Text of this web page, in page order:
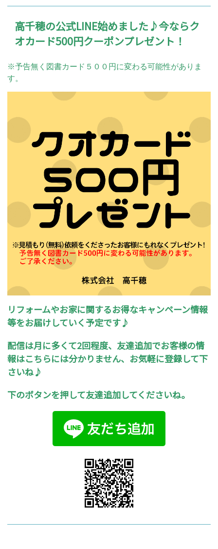
高千穂の公式LINE始めました♪今ならク
オカード500円クーポンプレゼント！
※予告無く図書カード５００円に変わる可能性がありま
す。
リフォームやお家に関するお得なキャンペーン情報
等をお届けしていく予定です♪
配信は月に多くて2回程度、友達追加でお客様の情
報はこちらには分かりません、お気軽に登録して下
さいね♪
下のボタンを押して友達追加してくださいね。